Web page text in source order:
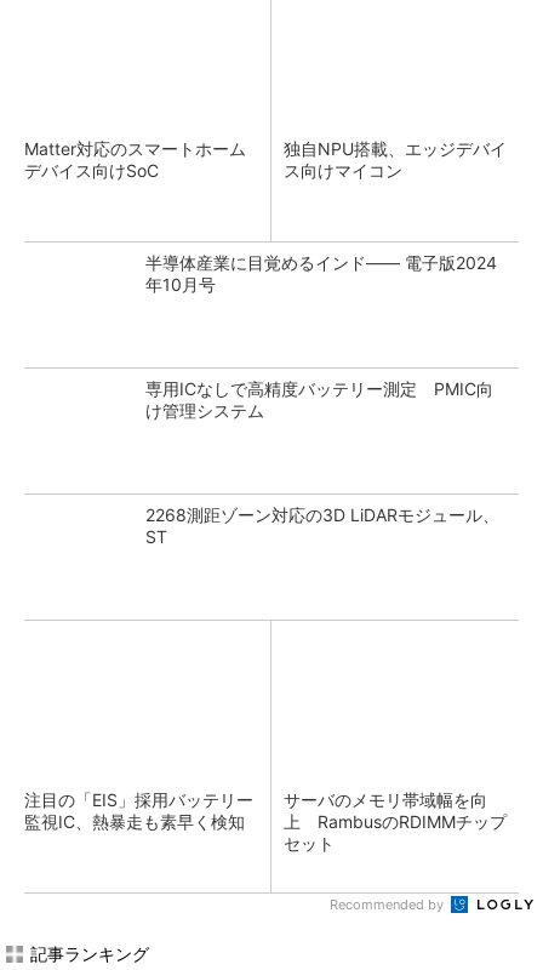
Matter対応のスマートホーム
デバイス向けSoC
独自NPU搭載、エッジデバイ
ス向けマイコン
半導体産業に目覚めるインド―― 電子版2024
年10月号
専用ICなしで高精度バッテリー測定 PMIC向
け管理システム
2268測距ゾーン対応の3D LiDARモジュール、
ST
注目の「EIS」採用バッテリー
監視IC、熱暴走も素早く検知
サーバのメモリ帯域幅を向
上 RambusのRDIMMチップ
セット
Recommended by
記事ランキング